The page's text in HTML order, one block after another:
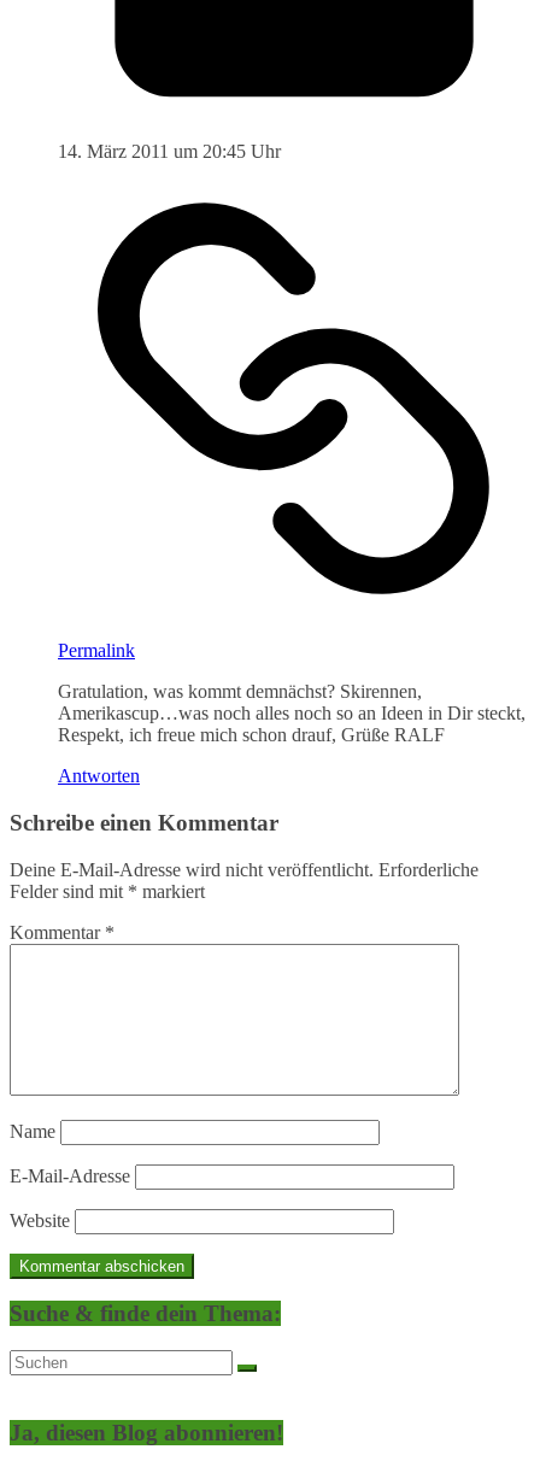
14. März 2011 um 20:45 Uhr
Permalink
Gratulation, was kommt demnächst? Skirennen,
Amerikascup…was noch alles noch so an Ideen in Dir steckt,
Respekt, ich freue mich schon drauf, Grüße RALF
Antworten
Schreibe einen Kommentar
Deine E-Mail-Adresse wird nicht veröffentlicht. Erforderliche
Felder sind mit * markiert
Kommentar *
Name
E-Mail-Adresse
Website
Suche & finde dein Thema:
Ja, diesen Blog abonnieren!